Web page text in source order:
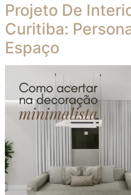
Projeto De
Curitiba:
Espaço